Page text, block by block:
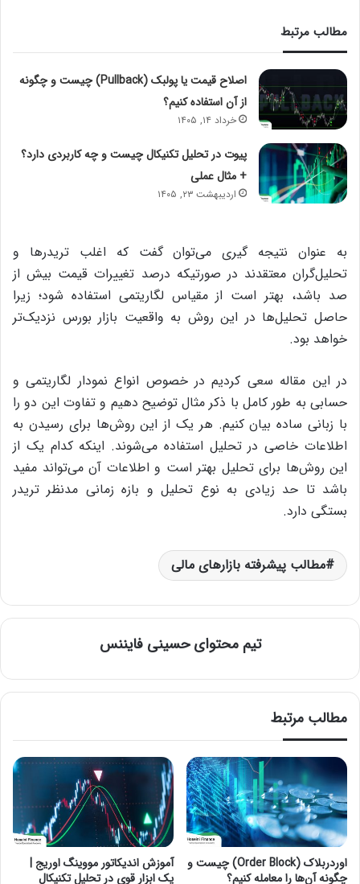
مطالب مرتبط
اصلاح قیمت یا پولبک (Pullback) چیست و چگونه
از آن استفاده کنیم؟
خرداد ۱۴, ۱۴۰۵
پیوت در تحلیل تکنیکال چیست و چه کاربردی دارد؟
+ مثال عملی
اردیبهشت ۲۳, ۱۴۰۵
به عنوان نتیجه گیری می‌توان گفت که اغلب تریدرها و
تحلیل‌گران معتقدند در صورتیکه درصد تغییرات قیمت بیش از
صد باشد، بهتر است از مقیاس لگاریتمی استفاده شود؛ زیرا
حاصل تحلیل‌‌ها در این روش به واقعیت بازار بورس نزدیک‌تر
خواهد بود.
در این مقاله سعی کردیم در خصوص انواع نمودار لگاریتمی و
حسابی به طور کامل با ذکر مثال توضیح دهیم و تفاوت این دو را
با زبانی ساده بیان کنیم. هر یک از این روش‌ها برای رسیدن به
اطلاعات خاصی در تحلیل استفاده می‌شوند. اینکه کدام یک از
این روش‌ها برای تحلیل بهتر است و اطلاعات آن می‌تواند مفید
باشد تا حد زیادی به نوع تحلیل و بازه زمانی مدنظر تریدر
بستگی دارد.
مطالب پیشرفته بازارهای مالی
تیم محتوای حسینی‌ فایننس
مطالب مرتبط
اوردربلاک (Order Block) چیست و
چگونه آن‌ها را معامله کنیم؟
آموزش اندیکاتور مووینگ اوریج |
یک ابزار قوی در تحلیل تکنیکال